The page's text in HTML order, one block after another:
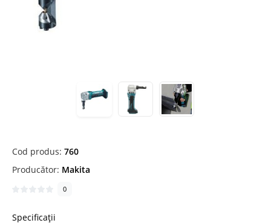
Cod produs: 760
Producător: Makita
0
Specificații